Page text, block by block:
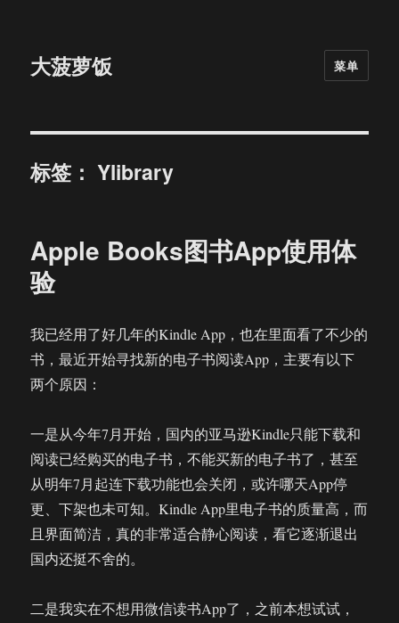
大菠萝饭 菜单
标签：Ylibrary
Apple Books图书App使用体
验
我已经用了好几年的Kindle App，也在里面看了不少的
书，最近开始寻找新的电子书阅读App，主要有以下
两个原因：
一是从今年7月开始，国内的亚马逊Kindle只能下载和
阅读已经购买的电子书，不能买新的电子书了，甚至
从明年7月起连下载功能也会关闭，或许哪天App停
更、下架也未可知。Kindle App里电子书的质量高，而
且界面简洁，真的非常适合静心阅读，看它逐渐退出
国内还挺不舍的。
二是我实在不想用微信读书App了，之前本想试试，